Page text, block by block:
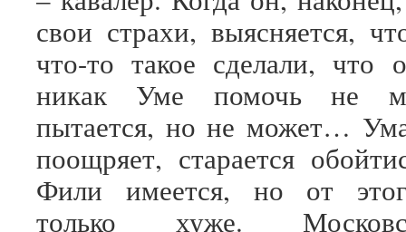
свои страхи, выясняется,
что-то такое сделали,
никак Уме помочь не
пытается, но не может…
поощряет, старается
Фили имеется, но от
только хуже.